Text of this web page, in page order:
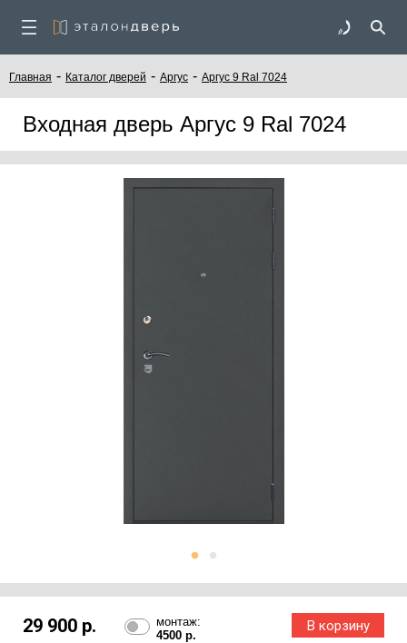
Главная - Каталог дверей - Аргус - Аргус 9 Ral 7024
Входная дверь Аргус 9 Ral 7024
29 900 р.
монтаж:
4500 р.